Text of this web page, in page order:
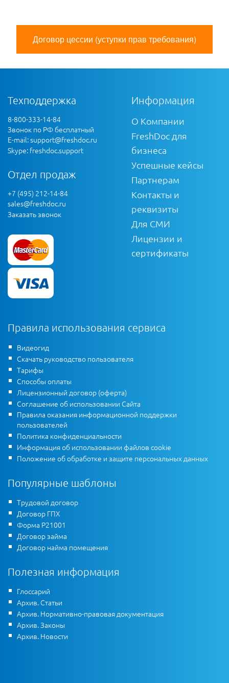
Договор цессии (уступки прав требования)
Техподдержка
8-800-333-14-84
Звонок по РФ бесплатный
E-mail:support@freshdoc.ru
Skype: freshdoc.support
Отдел продаж
+7 (495) 212-14-84
sales@freshdoc.ru
Заказать звонок
Информация
О Компании
FreshDoc для
бизнеса
Успешные кейсы
Партнерам
Контакты и
реквизиты
Для СМИ
Лицензии и
сертификаты
Правила использования сервиса
Видеогид
Скачать руководство пользователя
Тарифы
Способы оплаты
Лицензионный договор (оферта)
Соглашение об использовании Сайта
Правила оказания информационной поддержки
пользователей
Политика конфиденциальности
Информация об использовании файлов cookie
Положение об обработке и защите персональных данных
Популярные шаблоны
Трудовой договор
Договор ГПХ
Форма Р21001
Договор займа
Договор найма помещения
Полезная информация
Глоссарий
Архив. Статьи
Архив. Нормативно-правовая документация
Архив. Законы
Архив. Новости